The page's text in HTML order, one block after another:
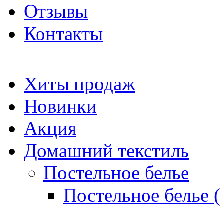
Отзывы
Контакты
Хиты продаж
Новинки
Акция
Домашний текстиль
Постельное белье
Постельное белье